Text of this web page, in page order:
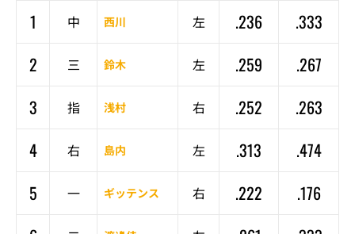
1 中 西川 左 .236
.333
2
三 鈴木 左 .259
.267
3
指 浅村 右 .252
.263
4
右 島内 左 .313
.474
5
一 ギッテンス 右 .222
.176